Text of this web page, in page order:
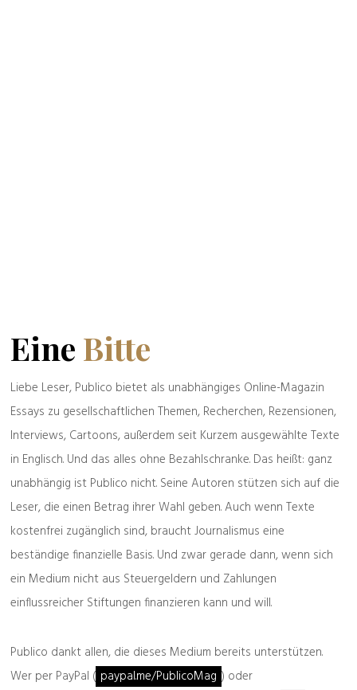
Verachtung nach unten
Eine Bitte
Liebe Leser, Publico bietet als unabhängiges Online-Magazin
Essays zu gesellschaftlichen Themen, Recherchen, Rezensionen,
Interviews, Cartoons, außerdem seit Kurzem ausgewählte Texte
in Englisch. Und das alles ohne Bezahlschranke. Das heißt: ganz
unabhängig ist Publico nicht. Seine Autoren stützen sich auf die
Leser, die einen Betrag ihrer Wahl geben. Auch wenn Texte
kostenfrei zugänglich sind, braucht Journalismus eine
beständige finanzielle Basis. Und zwar gerade dann, wenn sich
ein Medium nicht aus Steuergeldern und Zahlungen
einflussreicher Stiftungen finanzieren kann und will.
Publico dankt allen, die dieses Medium bereits unterstützen.
Wer per PayPal ( paypal.me/PublicoMag ) oder